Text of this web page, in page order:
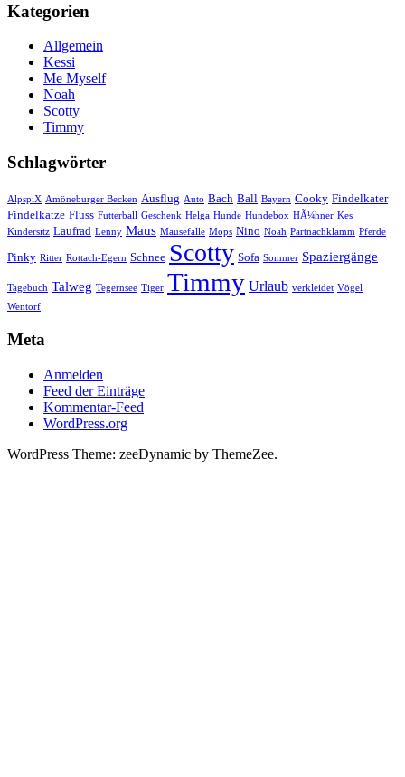
Kategorien
Allgemein
Kessi
Me Myself
Noah
Scotty
Timmy
Schlagwörter
AlpspiX Amöneburger Becken Ausflug Auto Bach Ball Bayern Cooky Findelkater
Findelkatze Fluss Futterball Geschenk Helga Hunde Hundebox HÃ¼hner Kes
Kindersitz Laufrad Lenny Maus Mausefalle Mops Nino Noah Partnachklamm Pferde
Pinky Ritter Rottach-Egern Schnee Scotty Sofa Sommer Spaziergänge
Tagebuch Talweg Tegernsee Tiger Timmy Urlaub verkleidet Vögel
Wentorf
Meta
Anmelden
Feed der Einträge
Kommentar-Feed
WordPress.org
WordPress Theme: zeeDynamic by ThemeZee.